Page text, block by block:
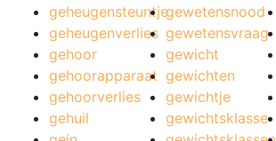
geheugensteuntje
geheugenverlies
gehoor
gehoorapparaat
gehoorverlies
gehuil
gewetensnood
gewetensvraag
gewicht
gewichten
gewichtje
gewichtsklasse